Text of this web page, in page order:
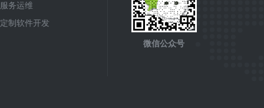
服务运维
定制软件开发
微信公众号